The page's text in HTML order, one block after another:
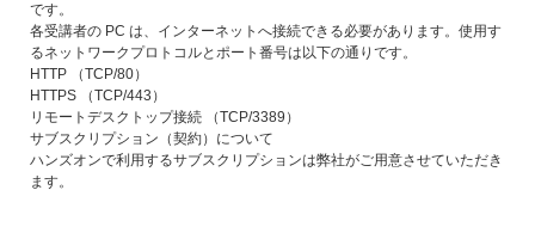
です。
各受講者の PC は、インターネットへ接続できる必要があります。使用す
るネットワークプロトコルとポート番号は以下の通りです。
HTTP （TCP/80）
HTTPS （TCP/443）
リモートデスクトップ接続 （TCP/3389）
サブスクリプション（契約）について
ハンズオンで利用するサブスクリプションは弊社がご用意させていただき
ます。